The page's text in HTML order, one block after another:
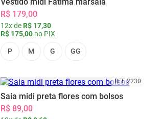
R$ 179,00
12x de R$ 17,30
R$ 175,00no PIX
P M G GG
REF 2230
Saia midi preta flores com bolsos
R$ 89,00